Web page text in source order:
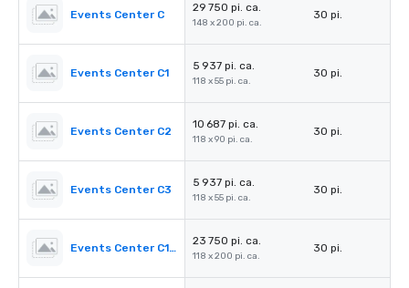
Events Center C
29 750 pi. ca.
148 x 200 pi. ca.
30 pi.
Events Center C1
5 937 pi. ca.
118 x 55 pi. ca.
30 pi.
Events Center C2
10 687 pi. ca.
118 x 90 pi. ca.
30 pi.
Events Center C3
5 937 pi. ca.
118 x 55 pi. ca.
30 pi.
Events Center C1-C3
23 750 pi. ca.
118 x 200 pi. ca.
30 pi.